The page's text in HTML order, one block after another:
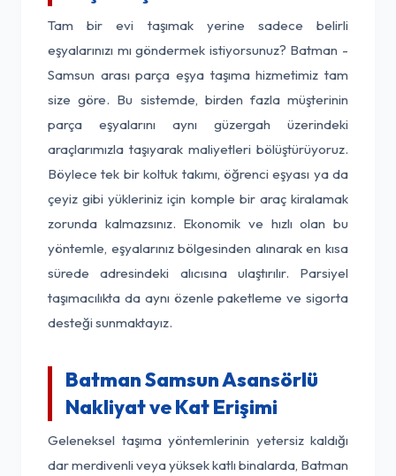
Tam bir evi taşımak yerine sadece belirli
eşyalarınızı mı göndermek istiyorsunuz? Batman -
Samsun arası parça eşya taşıma hizmetimiz tam
size göre. Bu sistemde, birden fazla müşterinin
parça eşyalarını aynı güzergah üzerindeki
araçlarımızla taşıyarak maliyetleri bölüştürüyoruz.
Böylece tek bir koltuk takımı, öğrenci eşyası ya da
çeyiz gibi yükleriniz için komple bir araç kiralamak
zorunda kalmazsınız. Ekonomik ve hızlı olan bu
yöntemle, eşyalarınız bölgesinden alınarak en kısa
sürede adresindeki alıcısına ulaştırılır. Parsiyel
taşımacılıkta da aynı özenle paketleme ve sigorta
desteği sunmaktayız.
Batman Samsun Asansörlü
Nakliyat ve Kat Erişimi
Geleneksel taşıma yöntemlerinin yetersiz kaldığı
dar merdivenli veya yüksek katlı binalarda, Batman